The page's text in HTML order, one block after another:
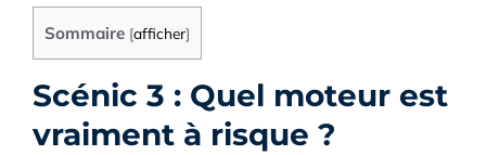
Sommaire [afficher]
Scénic 3 : Quel moteur est
vraiment à risque ?